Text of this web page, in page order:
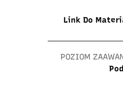
Link Do
POZIOM